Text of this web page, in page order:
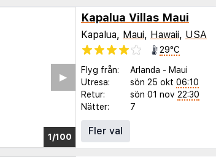
1/96
▶︎
Kapalua Villas Maui
Kapalua, Maui, Hawaii, USA
29°C
Flyg från: Arlanda - Maui
Utresa:
sön 25 okt 06:10
Retur:
sön 01 nov 22:30
Nätter:
7
Fler val